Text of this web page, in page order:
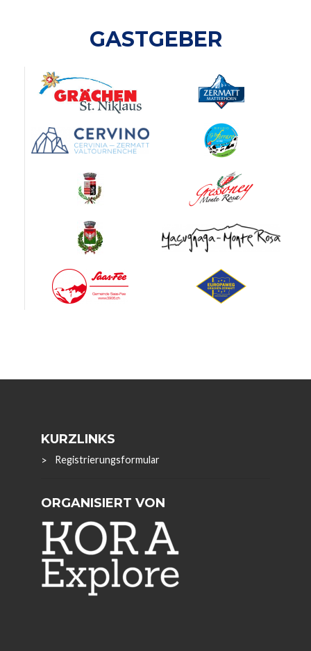
GASTGEBER
KURZLINKS
Registrierungsformular
ORGANISIERT VON